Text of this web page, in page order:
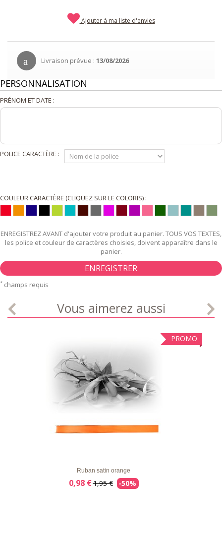
Ajouter à ma liste d'envies
Livraison prévue : 13/08/2026
PERSONNALISATION
PRÉNOM ET DATE :
POLICE CARACTÈRE :
COULEUR CARACTÈRE (CLIQUEZ SUR LE COLORIS) :
ENREGISTREZ AVANT d'ajouter votre produit au panier. TOUS VOS TEXTES,
les police et couleur de caractères choisies, doivent apparaître dans le
panier.
ENREGISTRER
* champs requis
Vous aimerez aussi
PROMO
Ruban satin orange
0,98 €1,95 € -50%